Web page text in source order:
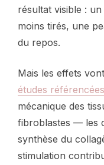
résultat visible :
moins tirés, une
du repos.
Mais les effets
études
mécanique des
fibroblastes — les
synthèse du
stimulation